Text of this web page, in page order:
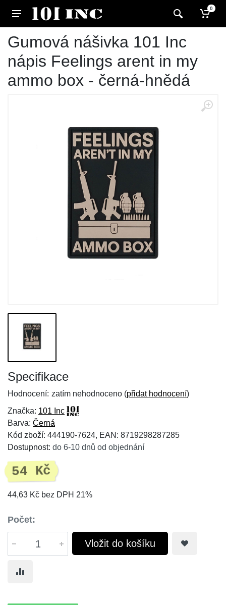
0
Gumová nášivka 101 Inc
nápis Feelings arent in my
ammo box - černá-hnědá
Specifikace
Hodnocení: zatím nehodnoceno (přidat hodnocení)
Značka: 101 Inc
Barva: Černá
Kód zboží: 444190-7624, EAN: 8719298287285
Dostupnost: do 6-10 dnů od objednání
54 Kč
44,63 Kč bez DPH 21%
Počet:
Vložit do košíku